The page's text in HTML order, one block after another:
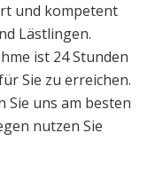
und kompetent
Lästlingen.
am besten
nutzen Sie